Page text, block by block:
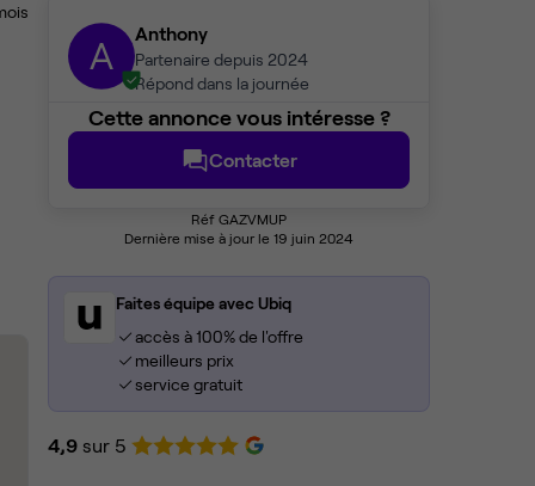
A Anthony
Partenaire depuis 2024
Répond dans la journée
Cette annonce vous intéresse ?
Contacter
Réf GAZVMUP
Dernière mise à jour le 19 juin 2024
Faites équipe avec Ubiq
accès à 100% de l'offre
meilleurs prix
service gratuit
4,9 sur 5